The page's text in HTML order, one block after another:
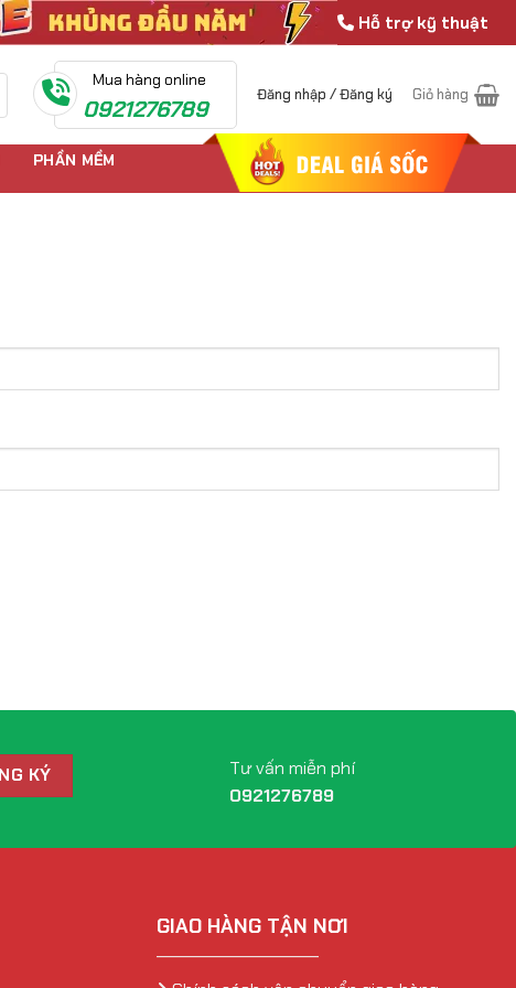
Hỗ trợ kỹ thuật
Mua hàng online
0921276789
Đăng nhập / Đăng ký Giỏ hàng
PHẦN MỀM
Tư vấn miễn phí
0921276789
GIAO HÀNG TẬN NƠI
_____________________